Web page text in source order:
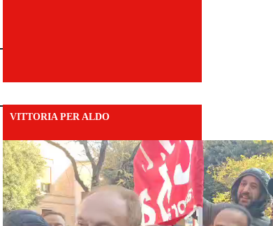
VITTORIA PER ALDO